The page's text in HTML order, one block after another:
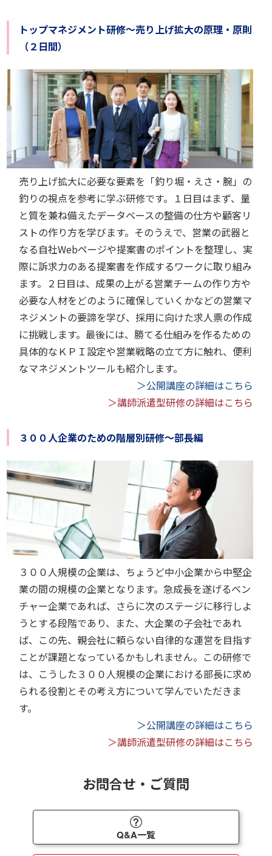
トップマネジメント研修～売り上げ拡大の原理・原則
（２日間）
売り上げ拡大に必要な要素を「釣り堀・えさ・腕」の
釣りの視点を参考に学ぶ研修です。１日目はまず、量
と質を兼ね備えたデータベースの整備の仕方や顧客リ
ストの作り方を学びます。そのうえで、営業の武器と
なる自社Webページや提案書のポイントを整理し、実
際に訴求力のある提案書を作成するワークに取り組み
ます。２日目は、成果の上がる営業チームの作り方や
必要な人材をどのように確保していくかなどの営業マ
ネジメントの要諦を学び、採用に向けた求人票の作成
に挑戦します。最後には、勝てる仕組みを作るための
具体的なＫＰＩ設定や営業戦略の立て方に触れ、便利
なマネジメントツールも紹介します。
＞公開講座の詳細はこちら
＞講師派遣型研修の詳細はこちら
３００人企業のための階層別研修～部長編
３００人規模の企業は、ちょうど中小企業から中堅企
業の間の規模の企業となります。急成長を遂げるベン
チャー企業であれば、さらに次のステージに移行しよ
うとする段階であり、また、大企業の子会社であれ
ば、この先、親会社に頼らない自律的な運営を目指す
ことが課題となっているかもしれません。この研修で
は、こうした３００人規模の企業における部長に求め
られる役割とその考え方について学んでいただきま
す。
＞公開講座の詳細はこちら
＞講師派遣型研修の詳細はこちら
お問合せ・ご質問
Q&A一覧